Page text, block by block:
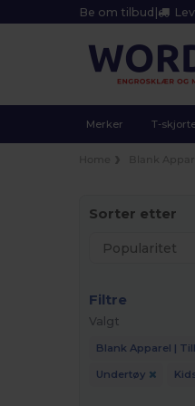
Be om tilbud |
Merker T-
Sorter etter
Filtre
Valgt
Blank Apparel |
Undertøy